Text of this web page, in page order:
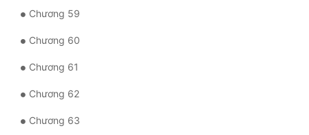
Chương 59
Chương 60
Chương 61
Chương 62
Chương 63